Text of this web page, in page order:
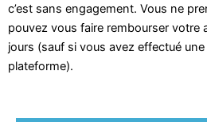
c’est sans engagement. Vous ne
pouvez vous faire rembourser votre
jours (sauf si vous avez effectué
plateforme).